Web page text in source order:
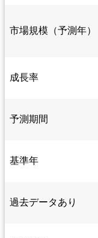
市場規模（予測年）
成長率
予測期間
基準年
過去データあり